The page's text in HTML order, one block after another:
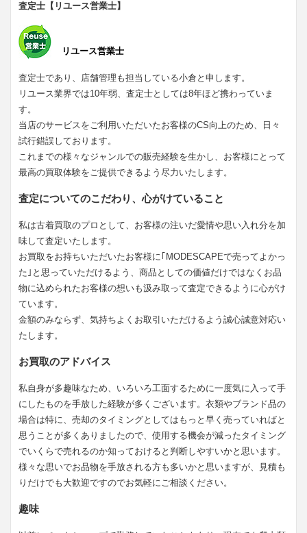
査定士【リユース営業士】
リユース営業士
査定士であり、店舗管理も担当している小倉と申します。
リユース業界では10年弱、査定士としては8年ほど携わっていま
す。
当店のサービスをご利用いただいたお客様のCS向上のため、日々
試行錯誤しております。
これまでの様々なジャンルでの販売経験を生かし、お客様にとって
最高の買取体験をご提供できるよう尽力いたします。
査定についてのこだわり、心がけていること
私は古着買取のプロとして、お客様の注いだ愛情や思い入れ分を加
味して査定いたします。
お買取をお持ちいただいたお客様に｢MODESCAPEで売ってよかっ
た｣と思っていただけるよう、商品としての価値だけではなくお品
物に込められたお客様の想いも汲み取って査定できるように心がけ
ています。
金額のみならず、気持ちよくお取引いただけるよう誠心誠意対応い
たします。
お買取のアドバイス
私自身が多趣味なため、いろいろ工面するために一度気に入って手
にしたものを手放した経験が多くございます。衣類やブランド品の
場合は特に、売却のタイミングとしてはもっと早く売っていればと
思うことが多くありましたので、使用する機会が減ったタイミング
でいくらで売れるのか知っておけると判断しやすいかと思います。
様々な思いでお品物を手放される方も多いかと思いますが、見積も
りだけでも大歓迎ですのでお気軽にご相談ください。
趣味